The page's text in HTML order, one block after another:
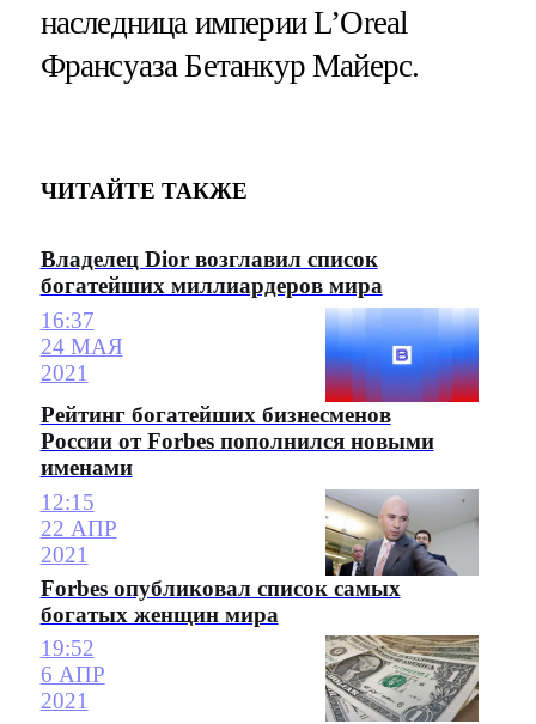
наследница империи L’Oreal
Франсуаза Бетанкур Майерс.
ЧИТАЙТЕ ТАКЖЕ
Владелец Dior возглавил список
богатейших миллиардеров мира
16:37
24 МАЯ
2021
Рейтинг богатейших бизнесменов
России от Forbes пополнился новыми
именами
12:15
22 АПР
2021
Forbes опубликовал список самых
богатых женщин мира
19:52
6 АПР
2021